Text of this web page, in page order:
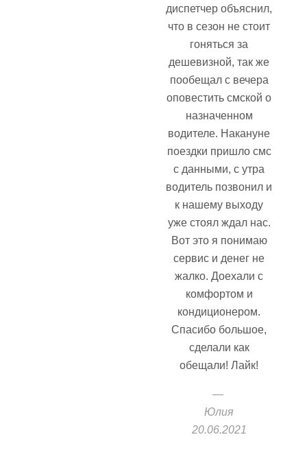
диспетчер объяснил,
что в сезон не стоит
гоняться за
дешевизной, так же
пообещал с вечера
оповестить смской о
назначенном
водителе. Накануне
поездки пришло смс
с данными, с утра
водитель позвонил и
к нашему выходу
уже стоял ждал нас.
Вот это я понимаю
сервис и денег не
жалко. Доехали с
комфортом и
кондиционером.
Спасибо большое,
сделали как
обещали! Лайк!
Юлия
20.06.2021